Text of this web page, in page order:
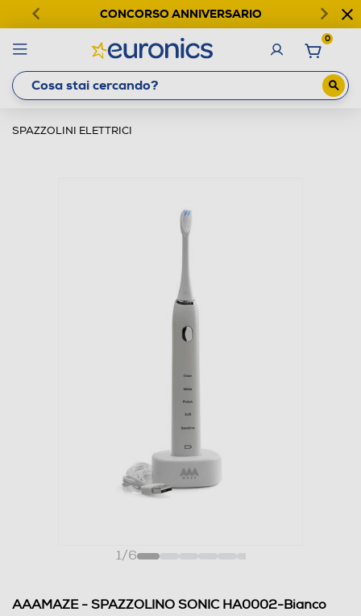
CONCORSO ANNIVERSARIO
0
SPAZZOLINI ELETTRICI
1/6
AAAMAZE - SPAZZOLINO SONIC HA0002-Bianco